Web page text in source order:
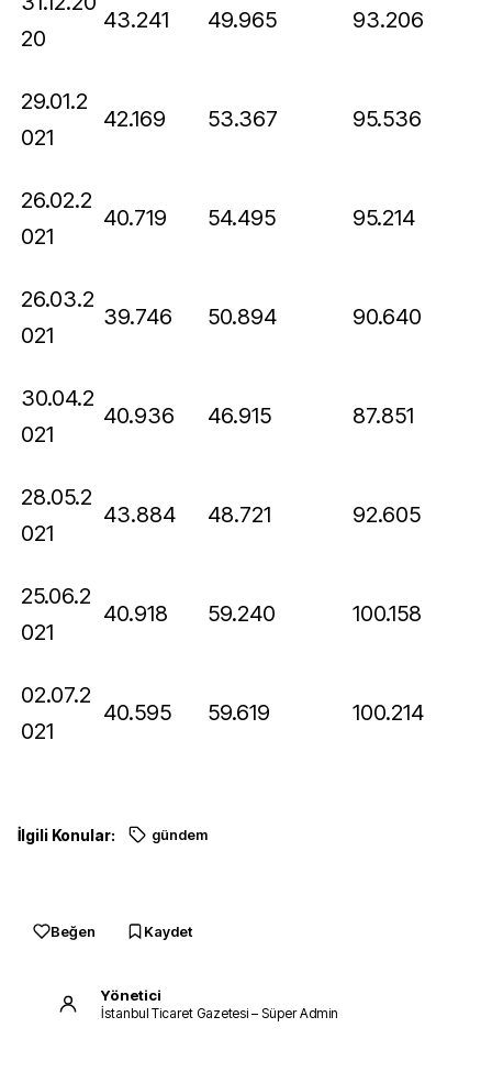
20
43.241 49.965 93.206
29.01.2
021
42.169 53.367 95.536
26.02.2
021
40.719 54.495 95.214
26.03.2
021
39.746 50.894 90.640
30.04.2
021
40.936 46.915 87.851
28.05.2
021
43.884 48.721 92.605
25.06.2
021
40.918 59.240 100.158
02.07.2
021
40.595 59.619 100.214
İlgili Konular: gündem
Beğen Kaydet
Yönetici
İstanbul Ticaret Gazetesi – Süper Admin